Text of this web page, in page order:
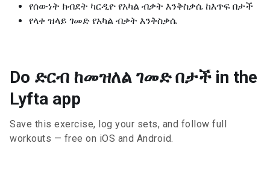
የሰውነት ክብደት ካርዲዮ የአካል ብቃት እንቅስቃሴ ከእጥፍ በታች
የላቀ ዝላይ ገመድ የአካል ብቃት እንቅስቃሴ
Do ድርብ ከመዝለል ገመድ በታች in the
Lyfta app
Save this exercise, log your sets, and follow full
workouts — free on iOS and Android.